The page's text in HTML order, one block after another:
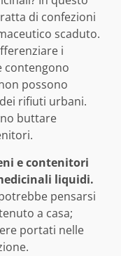
di confezioni
scaduto.
i
contengono
possono
rifiuti urbani.
buttare
e contenitori
liquidi.
pensarsi
a casa;
portati nelle